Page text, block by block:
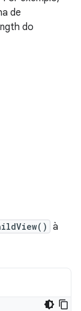
de
do
à